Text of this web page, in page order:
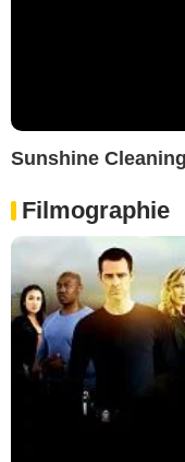
Sunshine
Filmographie